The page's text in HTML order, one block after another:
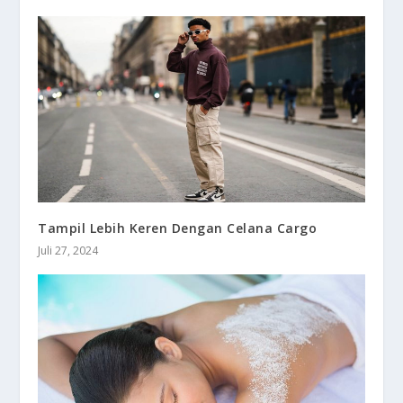
Tampil Lebih Keren Dengan Celana Cargo
Juli 27, 2024